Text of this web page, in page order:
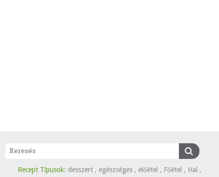
Recept Típusok: desszert , egészséges , előétel , Főétel , Hal ,